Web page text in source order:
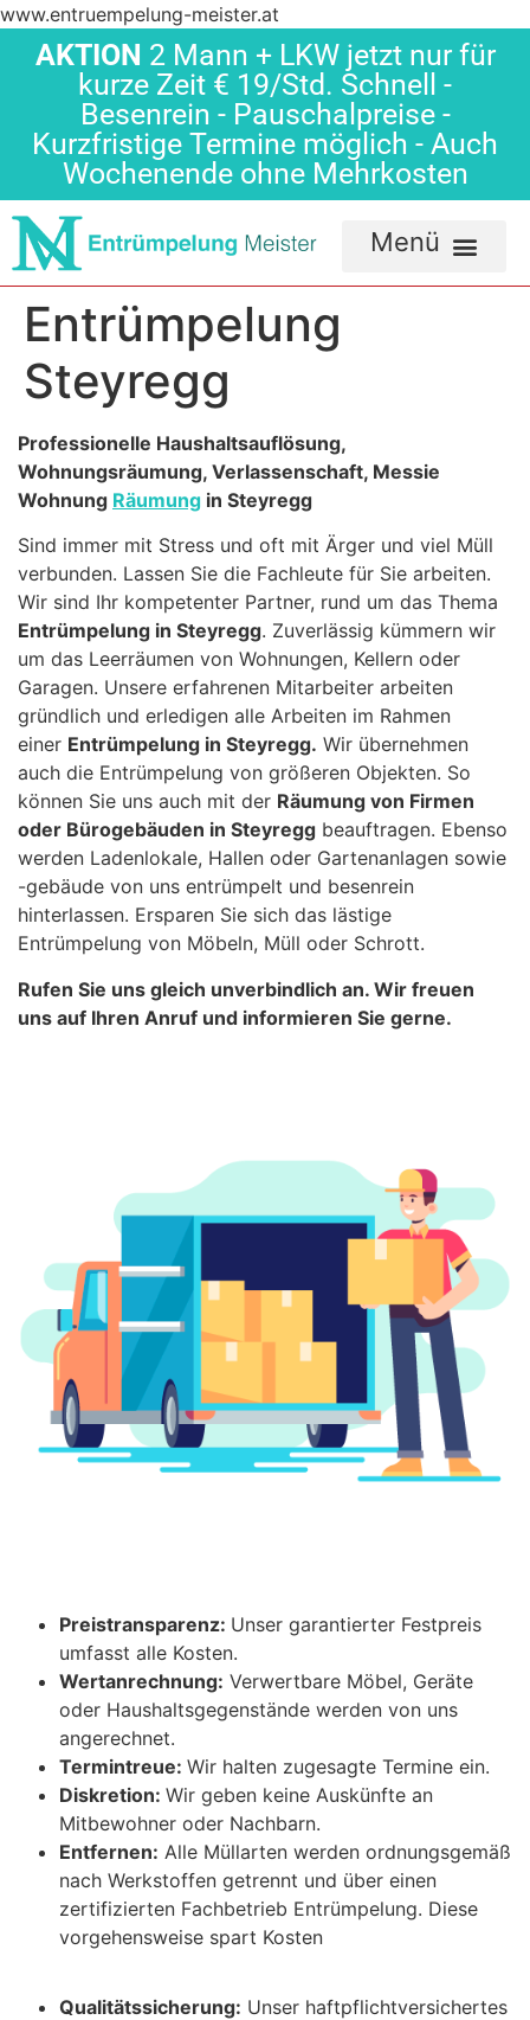
www.entruempelung-meister.at
AKTION 2 Mann + LKW jetzt nur für
kurze Zeit € 19/Std. Schnell -
Besenrein - Pauschalpreise -
Kurzfristige Termine möglich - Auch
Wochenende ohne Mehrkosten
Entrümpelung
Steyregg
Professionelle Haushaltsauflösung,
Wohnungsräumung, Verlassenschaft, Messie
Wohnung Räumung in Steyregg
Sind immer mit Stress und oft mit Ärger und viel Müll
verbunden. Lassen Sie die Fachleute für Sie arbeiten.
Wir sind Ihr kompetenter Partner, rund um das Thema
Entrümpelung in Steyregg. Zuverlässig kümmern wir
um das Leerräumen von Wohnungen, Kellern oder
Garagen. Unsere erfahrenen Mitarbeiter arbeiten
gründlich und erledigen alle Arbeiten im Rahmen
einer Entrümpelung in Steyregg. Wir übernehmen
auch die Entrümpelung von größeren Objekten. So
können Sie uns auch mit der Räumung von Firmen
oder Bürogebäuden in Steyregg beauftragen. Ebenso
werden Ladenlokale, Hallen oder Gartenanlagen sowie
-gebäude von uns entrümpelt und besenrein
hinterlassen. Ersparen Sie sich das lästige
Entrümpelung von Möbeln, Müll oder Schrott.
Rufen Sie uns gleich unverbindlich an. Wir freuen
uns auf Ihren Anruf und informieren Sie gerne.
Preistransparenz: Unser garantierter Festpreis
umfasst alle Kosten.
Wertanrechnung: Verwertbare Möbel, Geräte
oder Haushaltsgegenstände werden von uns
angerechnet.
Termintreue: Wir halten zugesagte Termine ein.
Diskretion: Wir geben keine Auskünfte an
Mitbewohner oder Nachbarn.
Entfernen: Alle Müllarten werden ordnungsgemäß
nach Werkstoffen getrennt und über einen
zertifizierten Fachbetrieb Entrümpelung. Diese
vorgehensweise spart Kosten
Qualitätssicherung: Unser haftpflichtversichertes